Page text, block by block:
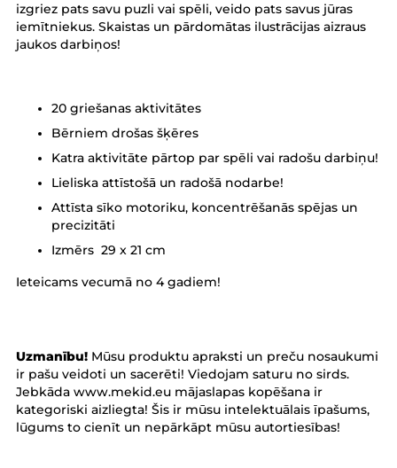
izgriez pats savu puzli vai spēli, veido pats savus jūras
iemītniekus. Skaistas un pārdomātas ilustrācijas aizraus
jaukos darbiņos!
20 griešanas aktivitātes
Bērniem drošas šķēres
Katra aktivitāte pārtop par spēli vai radošu darbiņu!
Lieliska attīstošā un radošā nodarbe!
Attīsta sīko motoriku, koncentrēšanās spējas un
precizitāti
Izmērs 29 x 21 cm
Ieteicams vecumā no 4 gadiem!
Uzmanību! Mūsu produktu apraksti un preču nosaukumi
ir pašu veidoti un sacerēti! Viedojam saturu no sirds.
Jebkāda www.mekid.eu mājaslapas kopēšana ir
kategoriski aizliegta! Šis ir mūsu intelektuālais īpašums,
lūgums to cienīt un nepārkāpt mūsu autortiesības!